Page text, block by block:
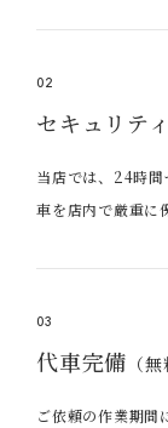
02
セキュリテ
当店では、24時
車を店内で厳重に
03
代車完備 （無
ご依頼の作業期間